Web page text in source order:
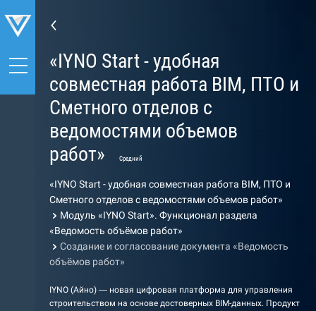
«IYNO Start - удобная
совместная работа BIM, ПТО и
Сметного отделов с
ведомостями объемов
работ»
Средний
«IYNO Start - удобная совместная работа BIM, ПТО и
Сметного отделов с ведомостями объемов работ»
Модуль «IYNO Start». Функционал раздела
«Ведомость объёмов работ»
Создание и согласование документа «Ведомость
объёмов работ»
IYNO (Айно) — новая цифровая платформа для управления
строительством на основе достоверных BIM-данных. Продукт